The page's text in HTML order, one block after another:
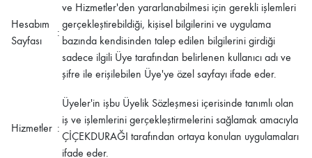
Hesabım
Sayfası
:
ve Hizmetler'den yararlanabilmesi için gerekli işlemleri
gerçekleştirebildiği, kişisel bilgilerini ve uygulama
bazında kendisinden talep edilen bilgilerini girdiği
sadece ilgili Üye tarafından belirlenen kullanıcı adı ve
şifre ile erişilebilen Üye'ye özel sayfayı ifade eder.
Hizmetler :
Üyeler'in işbu Üyelik Sözleşmesi içerisinde tanımlı olan
iş ve işlemlerini gerçekleştirmelerini sağlamak amacıyla
ÇİÇEKDURAĞI tarafından ortaya konulan uygulamaları
ifade eder.